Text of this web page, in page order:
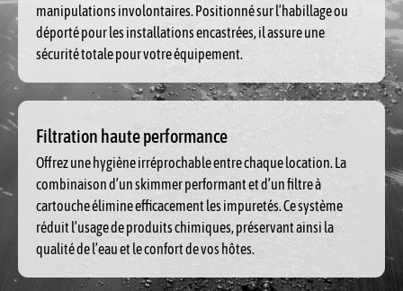
manipulations involontaires. Positionné sur l’habillage ou
déporté pour les installations encastrées, il assure une
sécurité totale pour votre équipement.
Filtration haute performance
Offrez une hygiène irréprochable entre chaque location. La
combinaison d’un skimmer performant et d’un filtre à
cartouche élimine efficacement les impuretés. Ce système
réduit l’usage de produits chimiques, préservant ainsi la
qualité de l’eau et le confort de vos hôtes.